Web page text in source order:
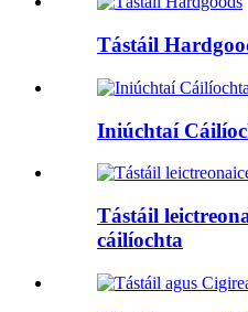
Tástáil
Iniúchtaí
Tástáil
cáilíochta